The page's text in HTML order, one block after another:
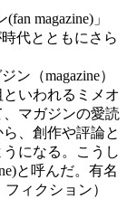
magazine)」
代とともにさら
ン（magazine）
いわれるミメオ
マガジンの愛読
、創作や評論と
になる。こうし
と呼んだ。有名
ィクション）